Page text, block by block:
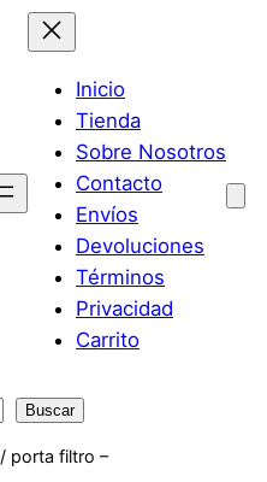
Inicio
Tienda
Sobre Nosotros
Contacto
Envíos
Devoluciones
Términos
Privacidad
Carrito
Buscar
/ porta filtro –